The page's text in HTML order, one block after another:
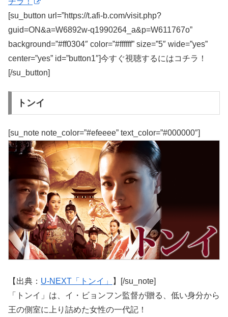
[su_button url=”https://t.afi-b.com/visit.php?
guid=ON&a=W6892w-q1990264_a&p=W611767o”
background=”#ff0304″ color=”#ffffff” size=”5″ wide=”yes”
center=”yes” id=”button1″]今すぐ視聴するにはコチラ！
[/su_button]
トンイ
[su_note note_color=”#efeeee” text_color=”#000000″]
【出典： U-NEXT「トンイ」
】[/su_note]
「トンイ」は、イ・ビョンフン監督が贈る、低い身分から
王の側室に上り詰めた女性の一代記！